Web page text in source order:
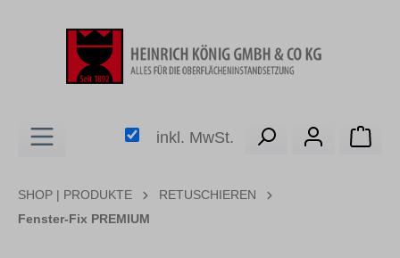
inkl. MwSt.
SHOP | PRODUKTE
RETUSCHIEREN
Fenster-Fix PREMIUM